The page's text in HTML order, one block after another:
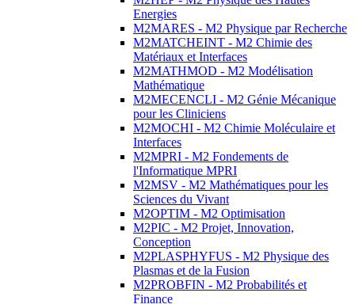
Energies
M2MARES - M2 Physique par Recherche
M2MATCHEINT - M2 Chimie des
Matériaux et Interfaces
M2MATHMOD - M2 Modélisation
Mathématique
M2MECENCLI - M2 Génie Mécanique
pour les Cliniciens
M2MOCHI - M2 Chimie Moléculaire et
Interfaces
M2MPRI - M2 Fondements de
l'Informatique MPRI
M2MSV - M2 Mathématiques pour les
Sciences du Vivant
M2OPTIM - M2 Optimisation
M2PIC - M2 Projet, Innovation,
Conception
M2PLASPHYFUS - M2 Physique des
Plasmas et de la Fusion
M2PROBFIN - M2 Probabilités et
Finance